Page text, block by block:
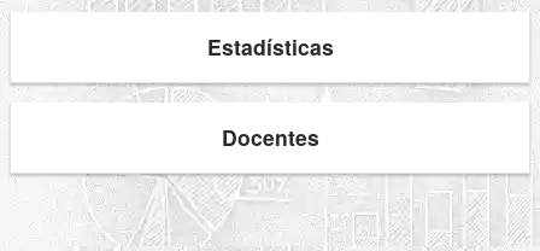
Estadísticas
Docentes